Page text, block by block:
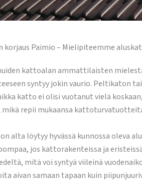
korjaus Paimio – Mielipiteemme
kattoalan ammattilaisten
syntyy jokin vaurio. Peltikaton
katto ei olisi vuotanut vielä
mikä repii mukaansa
alta löytyy hyvässä kunnossa oleva
jos kattorakenteissa ja
mitä voi syntyä viileinä
aivan samaan tapaan kuin